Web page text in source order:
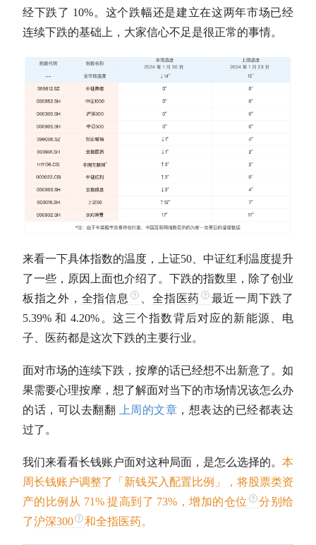
经下跌了 10%。这个跌幅还是建立在这两年市场已经
连续下跌的基础上，大家信心不足是很正常的事情。
来看一下具体指数的温度， 上证50 中证红利 温度提升
了一些，原因上面也介绍了。下跌的指数里，除了创业
板指之外， 全指信息 、全指医药
最近一周下跌了
5.39% 和 4.20%。这三个指数背后对应的新能源、电
子、医药都是这次下跌的主要行业。
面对市场的连续下跌，按摩的话已经想不出新意了。如
果需要心理按摩，想了解面对当下的市场情况该怎么办
的话，可以去翻翻
上周的文章 ，想表达的已经都表达
过了。
我们来看看长钱账户面对这种局面，是怎么选择的。 本
周长钱账户调整了「新钱买入配置比例」，将股票类资
产的比例从 71% 提高到了 73%，增加的仓位
分别给
了沪深300 和全指医药。